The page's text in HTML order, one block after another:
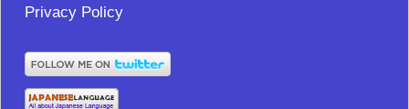
Privacy Policy